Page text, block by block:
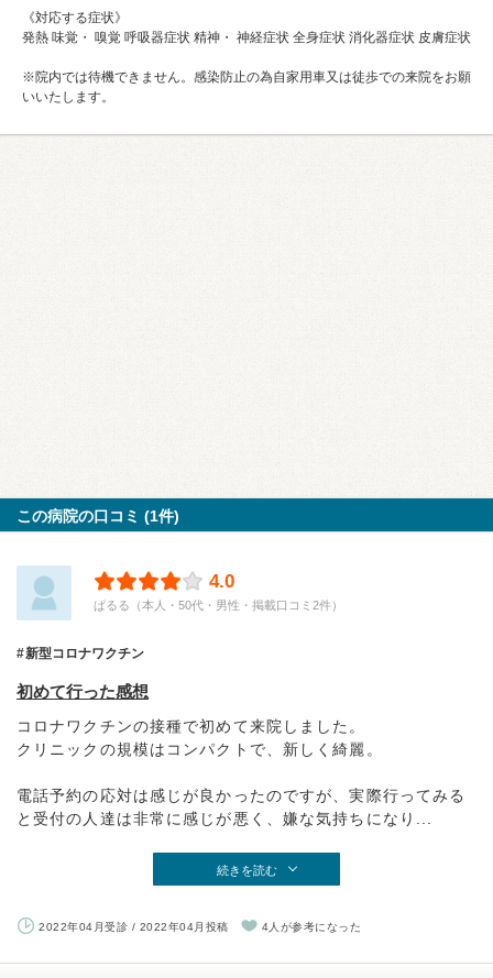
《対応する症状》
発熱 味覚・ 嗅覚 呼吸器症状 精神・ 神経症状 全身症状 消化器症状 皮膚症状
※院内では待機できません。感染防止の為自家用車又は徒歩での来院をお願
いいたします。
この病院の口コミ (1件)
4.0
ぱるる（本人・50代・男性・掲載口コミ2件）
新型コロナワクチン
初めて行った感想
コロナワクチンの接種で初めて来院しました。
クリニックの規模はコンパクトで、新しく綺麗。
電話予約の応対は感じが良かったのですが、実際行ってみる
と受付の人達は非常に感じが悪く、嫌な気持ちになり...
続きを読む
2022年04月受診 / 2022年04月投稿 4人が参考になった